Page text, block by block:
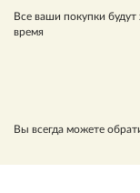
Все ваши покупки будут
время
Вы всегда можете